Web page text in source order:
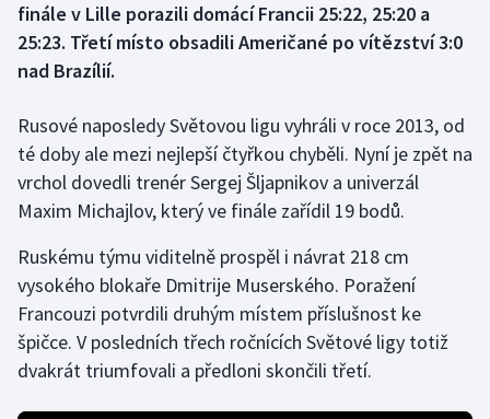
Curling
Florbal
Golf
Gymnastika
Házená
Jezdectví
finále v Lille porazili domácí Francii 25:22, 25:20 a
25:23. Třetí místo obsadili Američané po vítězství 3:0
nad Brazílií.
Rusové naposledy Světovou ligu vyhráli v roce 2013, od
té doby ale mezi nejlepší čtyřkou chyběli. Nyní je zpět na
vrchol dovedli trenér Sergej Šljapnikov a univerzál
Maxim Michajlov, který ve finále zařídil 19 bodů.
Ruskému týmu viditelně prospěl i návrat 218 cm
vysokého blokaře Dmitrije Muserského. Poražení
Francouzi potvrdili druhým místem příslušnost ke
špičce. V posledních třech ročnících Světové ligy totiž
dvakrát triumfovali a předloni skončili třetí.